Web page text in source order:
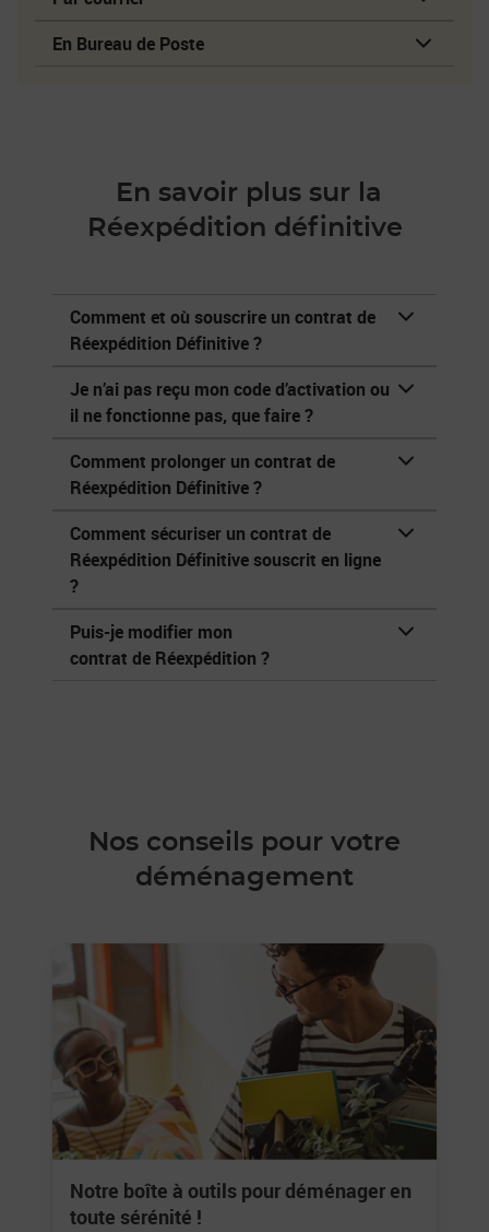
En Bureau de Poste
En savoir plus sur la
Réexpédition définitive
Comment et où souscrire un contrat de
Réexpédition Définitive ?
Je n’ai pas reçu mon code d’activation ou
il ne fonctionne pas, que faire ?
Comment prolonger un contrat de
Réexpédition Définitive ?
Comment sécuriser un contrat de
Réexpédition Définitive souscrit en ligne
?
Puis-je modifier mon
contrat de Réexpédition ?
Nos conseils pour votre
déménagement
Notre boîte à outils pour déménager en
toute sérénité !